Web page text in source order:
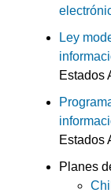
Ley
Estados
Estados
Planes